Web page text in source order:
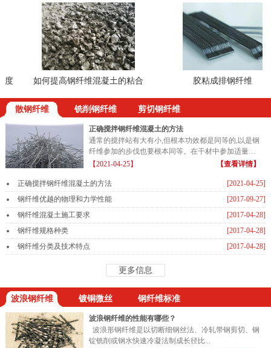
如何提高钢纤维混凝土的粘合 胶粘成排钢纤维
散钢纤维 铣削钢纤维 剪切钢纤维
正确搅拌钢纤维混凝土的方法
通常的搅拌站有大有小,但根本功效都是同等的,以是钢
纤维参加的步伐也要根本同等。在干材中参加适量的
钢纤维...
【2021-04-25】 【查看详情】
[2021-04-25]
正确搅拌钢纤维混凝土的方法
[2017-09-27]
钢纤维优越的物理和力学性能
[2017-04-28]
钢纤维混凝土施工要求
[2017-04-28]
钢纤维规格种类
[2017-04-28]
钢纤维分类及技术特点
更多信息
波浪钢纤维 镀铜微丝 钢纤维标准
波浪钢纤维的性能有哪些？
波浪形钢纤维是以切断细钢丝法、冷轧带钢剪切、钢
锭铣削或钢水快速冷凝法制成长径比...